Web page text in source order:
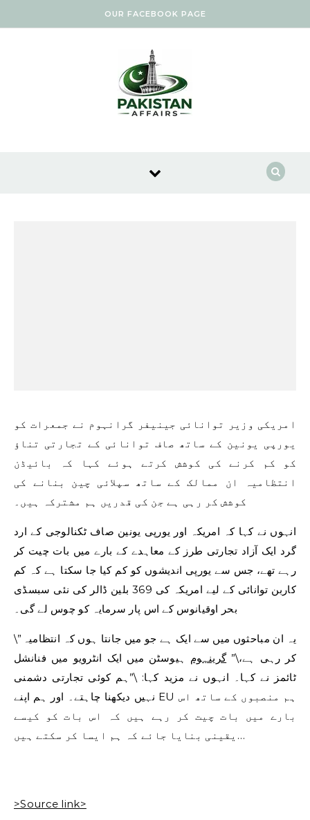
OUR FACEBOOK PAGE
امریکی وزیر توانائی جینیفر گرانہوم نے جمعرات کو
یورپی یونین کے ساتھ صاف توانائی کے تجارتی تناؤ
کو کم کرنے کی کوشش کرتے ہوئے کہا کہ بائیڈن
انتظامیہ ان ممالک کے ساتھ سپلائی چین بنانے کی
کوشش کر رہی ہے جن کی قدریں ہم مشترکہ ہیں۔
انہوں نے کہا کہ امریکہ اور یورپی یونین صاف ٹکنالوجی کے ارد
گرد ایک آزاد تجارتی طرز کے معاہدے کے بارے میں بات چیت کر
رہے تھے، جس سے یورپی اندیشوں کو کم کیا جا سکتا ہے کہ کم
کاربن توانائی کے لیے امریکہ کی 369 بلین ڈالر کی نئی سبسڈی
بحر اوقیانوس کے اس پار سرمایہ کو چوس لے گی۔
\”یہ ان مباحثوں میں سے ایک ہے جو میں جانتا ہوں کہ انتظامیہ
کر رہی ہے،\”گرینہوم ہیوسٹن میں ایک انٹرویو میں فنانشل
ٹائمز نے کہا۔ انہوں نے مزید کہا: \”ہم کوئی تجارتی دشمنی
نہیں دیکھنا چاہتے۔ اور ہم اپنے EU ہم منصبوں کے ساتھ اس
بارے میں بات چیت کر رہے ہیں کہ اس بات کو کیسے
یقینی بنایا جائے کہ ہم ایسا کر سکتے ہیں…
>Source link>